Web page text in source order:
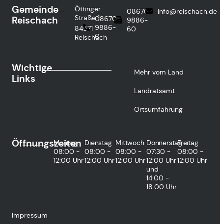
Gemeinde
Reischach
Öttinger
Straße 1
84571
Reischach
08670
9886-
0
08670
9886-
60
info@reischach.de
Wichtige
Links
Mehr vom Land
Landratsamt
Ortsumfahrung
Öffnungszeiten
Montag
08:00 -
12:00 Uhr
Dienstag
08:00 -
12:00 Uhr
Mittwoch
08:00 -
12:00 Uhr
Donnerstag
07:30 -
12:00 Uhr
und
14:00 -
18:00 Uhr
Freitag
08:00 -
12:00 Uhr
Impressum